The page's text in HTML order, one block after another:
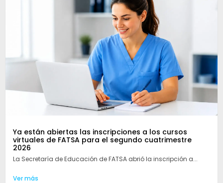
Ya están abiertas las inscripciones a los cursos
virtuales de FATSA para el segundo cuatrimestre
2026
La Secretaría de Educación de FATSA abrió la inscripción a...
Ver más